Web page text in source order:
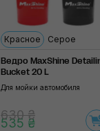
Красное Серое
Ведро MaxShine
Bucket 20 L
Для мойки автомобиля
630 ₴
535 ₴